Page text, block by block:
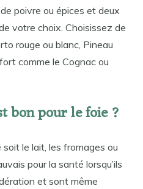
poivre ou épices et deux
votre choix. Choisissez de
rouge ou blanc, Pineau
comme le Cognac ou
bon pour le foie ?
le lait, les fromages ou
pour la santé lorsqu’ils
et sont même